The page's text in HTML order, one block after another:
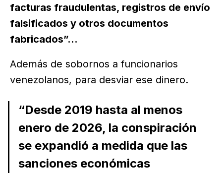
facturas fraudulentas, registros de envío
falsificados y otros documentos
fabricados”...
Además de sobornos a funcionarios
venezolanos, para desviar ese dinero.
“Desde 2019 hasta al menos
enero de 2026, la conspiración
se expandió a medida que las
sanciones económicas